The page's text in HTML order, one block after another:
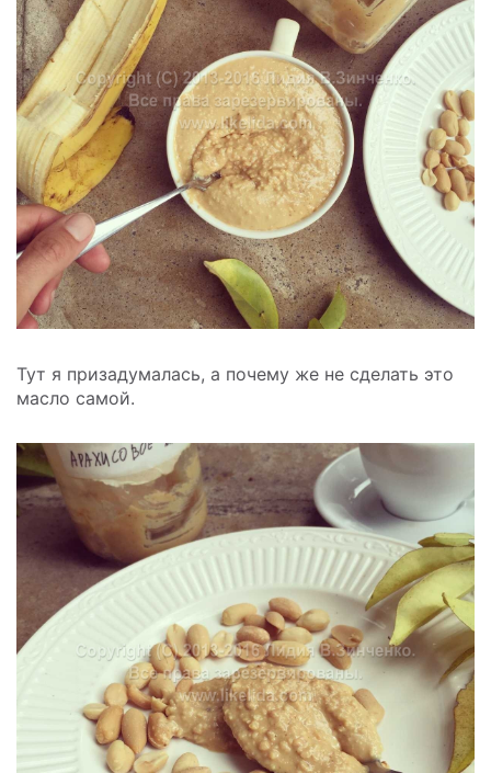
Тут я призадумалась, а почему же не сделать это
масло самой.